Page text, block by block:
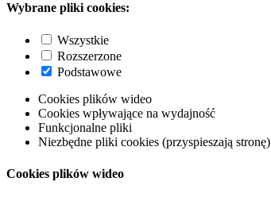
Wybrane pliki cookies:
Wszystkie
Rozszerzone
Podstawowe
Cookies plików wideo
Cookies wpływające na wydajność
Funkcjonalne pliki
Niezbędne pliki cookies (przyspieszają stronę)
Cookies plików wideo